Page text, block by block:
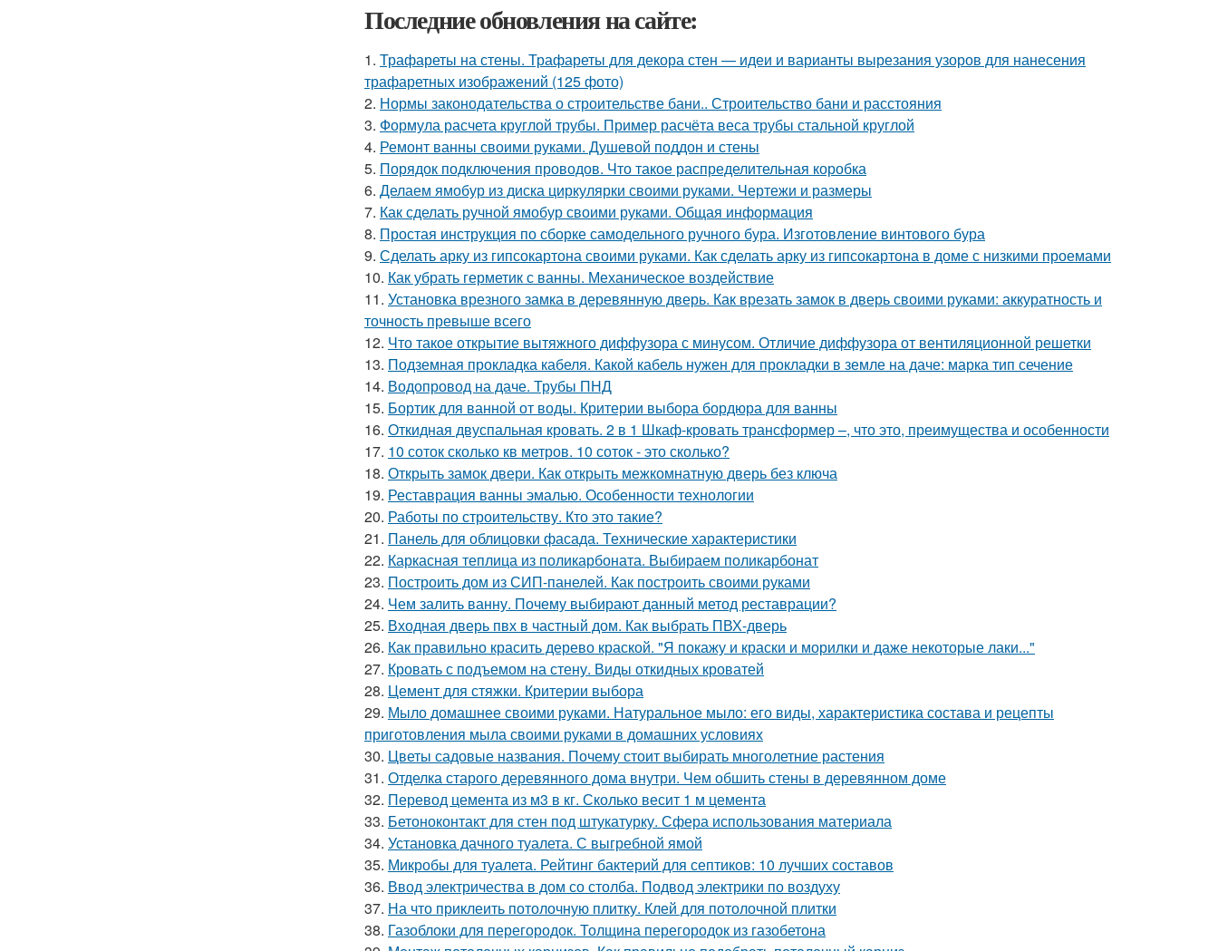
Последние обновления на сайте:
1. Трафареты на стены. Трафареты для декора стен — идеи и варианты вырезания узоров для нанесения
трафаретных изображений (125 фото)
2. Нормы законодательства о строительстве бани.. Строительство бани и расстояния
3. Формула расчета круглой трубы. Пример расчёта веса трубы стальной круглой
4. Ремонт ванны своими руками. Душевой поддон и стены
5. Порядок подключения проводов. Что такое распределительная коробка
6. Делаем ямобур из диска циркулярки своими руками. Чертежи и размеры
7. Как сделать ручной ямобур своими руками. Общая информация
8. Простая инструкция по сборке самодельного ручного бура. Изготовление винтового бура
9. Сделать арку из гипсокартона своими руками. Как сделать арку из гипсокартона в доме с низкими проемами
10. Как убрать герметик с ванны. Механическое воздействие
11. Установка врезного замка в деревянную дверь. Как врезать замок в дверь своими руками: аккуратность и
точность превыше всего
12. Что такое открытие вытяжного диффузора с минусом. Отличие диффузора от вентиляционной решетки
13. Подземная прокладка кабеля. Какой кабель нужен для прокладки в земле на даче: марка тип сечение
14. Водопровод на даче. Трубы ПНД
15. Бортик для ванной от воды. Критерии выбора бордюра для ванны
16. Откидная двуспальная кровать. 2 в 1 Шкаф-кровать трансформер –, что это, преимущества и особенности
17. 10 соток сколько кв метров. 10 соток - это сколько?
18. Открыть замок двери. Как открыть межкомнатную дверь без ключа
19. Реставрация ванны эмалью. Особенности технологии
20. Работы по строительству. Кто это такие?
21. Панель для облицовки фасада. Технические характеристики
22. Каркасная теплица из поликарбоната. Выбираем поликарбонат
23. Построить дом из СИП-панелей. Как построить своими руками
24. Чем залить ванну. Почему выбирают данный метод реставрации?
25. Входная дверь пвх в частный дом. Как выбрать ПВХ-дверь
26. Как правильно красить дерево краской. "Я покажу и краски и морилки и даже некоторые лаки..."
27. Кровать с подъемом на стену. Виды откидных кроватей
28. Цемент для стяжки. Критерии выбора
29. Мыло домашнее своими руками. Натуральное мыло: его виды, характеристика состава и рецепты
приготовления мыла своими руками в домашних условиях
30. Цветы садовые названия. Почему стоит выбирать многолетние растения
31. Отделка старого деревянного дома внутри. Чем обшить стены в деревянном доме
32. Перевод цемента из м3 в кг. Сколько весит 1 м цемента
33. Бетоноконтакт для стен под штукатурку. Сфера использования материала
34. Установка дачного туалета. С выгребной ямой
35. Микробы для туалета. Рейтинг бактерий для септиков: 10 лучших составов
36. Ввод электричества в дом со столба. Подвод электрики по воздуху
37. На что приклеить потолочную плитку. Клей для потолочной плитки
38. Газоблоки для перегородок. Толщина перегородок из газобетона